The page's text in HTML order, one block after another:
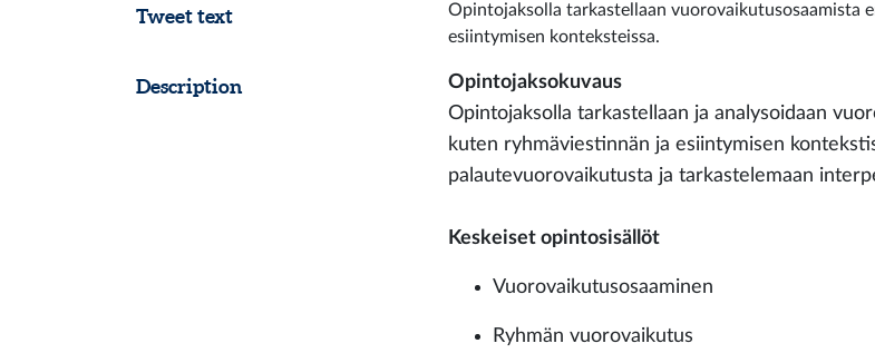
Tweet text
Opintojaksolla tarkastellaan vuorovaikutusosaamista
esiintymisen konteksteissa.
Description
Opintojaksokuvaus
Opintojaksolla tarkastellaan ja analysoidaan
kuten ryhmäviestinnän ja esiintymisen
palautevuorovaikutusta ja tarkastelemaan
Keskeiset opintosisällöt
Vuorovaikutusosaaminen
Ryhmän vuorovaikutus